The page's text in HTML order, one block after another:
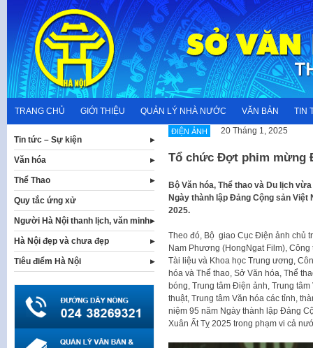
content
TRANG CHỦ GIỚI THIỆU QUẢN LÝ NHÀ NƯỚC VĂN BẢN TIN
ĐIỆN ẢNH 20 Tháng 1, 2025
Tổ chức Đợt phim mừng
Bộ Văn hóa, Thể thao và Du lịch
Ngày thành lập Đảng Cộng sản Việt
2025.
Theo đó, Bộ giao Cục Điện ảnh chủ
Nam Phương (HongNgat Film), Công
Tài liệu và Khoa học Trung ương,
hóa và Thể thao, Sở Văn hóa, Thể
bóng, Trung tâm Điện ảnh, Trung
thuật, Trung tâm Văn hóa các tỉnh,
niệm 95 năm Ngày thành lập Đảng
Xuân Ất Tỵ 2025 trong phạm vi cả
Tin tức – Sự kiện
Văn hóa
Thể Thao
Quy tắc ứng xử
Người Hà Nội thanh lịch, văn minh
Hà Nội đẹp và chưa đẹp
Tiêu điểm Hà Nội